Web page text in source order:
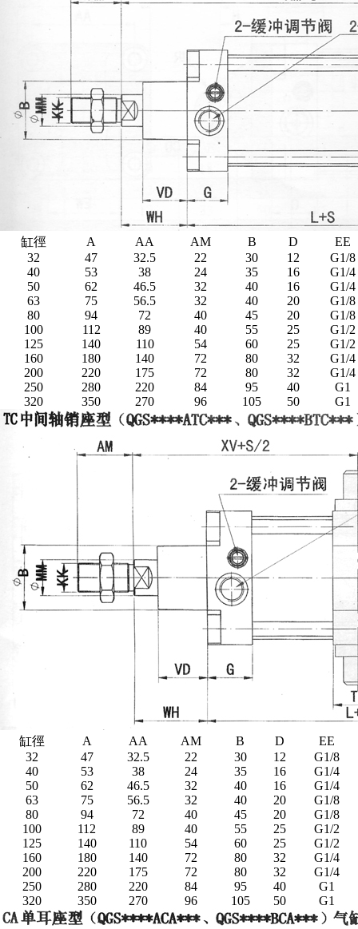
缸徑 A AA AM B D
EE
32
47 32.5 22 30 12
G1/8
40
53 38 24 35 16
G1/4
50
62 46.5 32 40 16
G1/4
63
75 56.5 32 40 20
G1/8
80
94 72 40 45 20
G1/8
100
112 89 40 55 25
G1/2
125
140 110 54 60 25
G1/2
160
180 140 72 80 32
G1/4
200
220 175 72 80 32
G1/4
250
280 220 84 95 40
G1
320
350 270 96 105 50 G1
缸徑 A AA AM B D
EE
32
47 32.5 22 30 12
G1/8
40
53 38 24 35 16
G1/4
50
62 46.5 32 40 16
G1/4
63
75 56.5 32 40 20
G1/8
80
94 72 40 45 20
G1/8
100
112 89 40 55 25
G1/2
125
140 110 54 60 25
G1/2
160
180 140 72 80 32
G1/4
200
220 175 72 80 32
G1/4
250
280 220 84 95 40
G1
320
350 270 96 105 50 G1